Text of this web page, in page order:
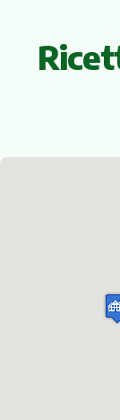
Aziende